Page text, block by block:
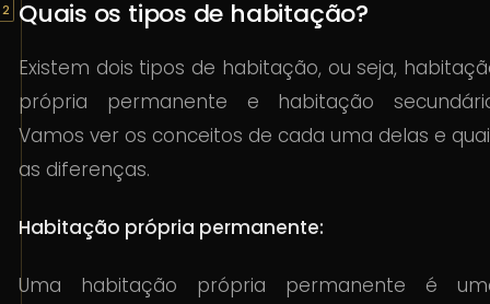
Quais os tipos de habitação?
Existem dois tipos de habitação, ou seja,
própria permanente e habitação
Vamos ver os conceitos de cada uma delas e
as diferenças.
Habitação própria permanente:
Uma habitação própria permanente é